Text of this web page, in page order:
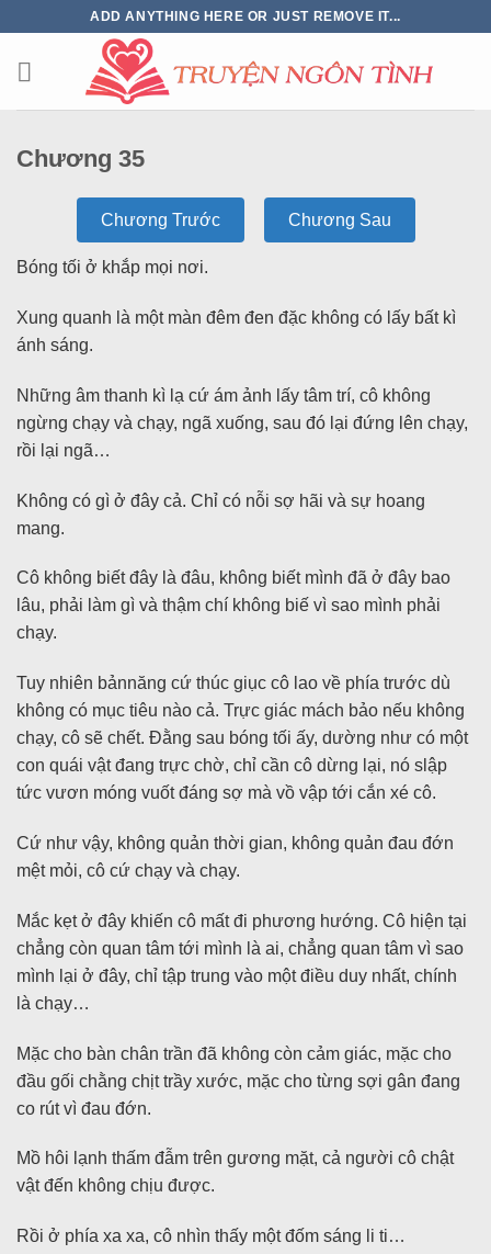
ADD ANYTHING HERE OR JUST REMOVE IT...
Chương 35
Chương Trước Chương Sau
Bóng tối ở khắp mọi nơi.
Xung quanh là một màn đêm đen đặc không có lấy bất kì
ánh sáng.
Những âm thanh kì lạ cứ ám ảnh lấy tâm trí, cô không
ngừng chạy và chạy, ngã xuống, sau đó lại đứng lên chạy,
rồi lại ngã…
Không có gì ở đây cả. Chỉ có nỗi sợ hãi và sự hoang
mang.
Cô không biết đây là đâu, không biết mình đã ở đây bao
lâu, phải làm gì và thậm chí không biế vì sao mình phải
chạy.
Tuy nhiên bảnnăng cứ thúc giục cô lao về phía trước dù
không có mục tiêu nào cả. Trực giác mách bảo nếu không
chạy, cô sẽ chết. Đằng sau bóng tối ấy, dường như có một
con quái vật đang trực chờ, chỉ cần cô dừng lại, nó slập
tức vươn móng vuốt đáng sợ mà vồ vập tới cắn xé cô.
Cứ như vậy, không quản thời gian, không quản đau đớn
mệt mỏi, cô cứ chạy và chạy.
Mắc kẹt ở đây khiến cô mất đi phương hướng. Cô hiện tại
chẳng còn quan tâm tới mình là ai, chẳng quan tâm vì sao
mình lại ở đây, chỉ tập trung vào một điều duy nhất, chính
là chạy…
Mặc cho bàn chân trần đã không còn cảm giác, mặc cho
đầu gối chằng chịt trầy xước, mặc cho từng sợi gân đang
co rút vì đau đớn.
Mồ hôi lạnh thấm đẫm trên gương mặt, cả người cô chật
vật đến không chịu được.
Rồi ở phía xa xa, cô nhìn thấy một đốm sáng li ti…